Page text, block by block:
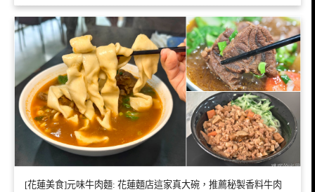
[花蓮美食]元味牛肉麵: 花蓮麵店這家真大碗，推薦秘製香料牛肉